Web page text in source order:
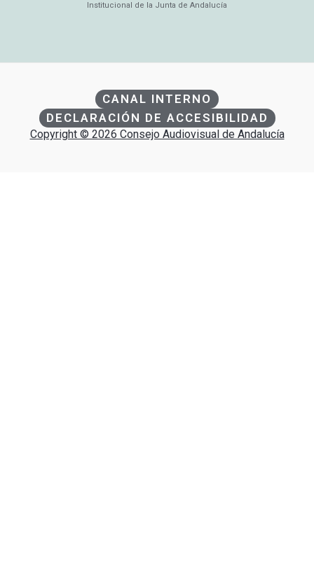
Institucional de la Junta de Andalucía
CANAL INTERNO
DECLARACIÓN DE ACCESIBILIDAD
Copyright © 2026 Consejo Audiovisual de Andalucía